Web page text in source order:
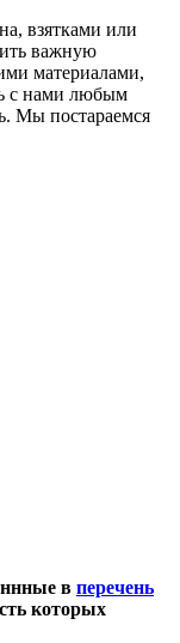
взятками или
важную
материалами,
с нами любым
Мы постараемся
в перечень
которых